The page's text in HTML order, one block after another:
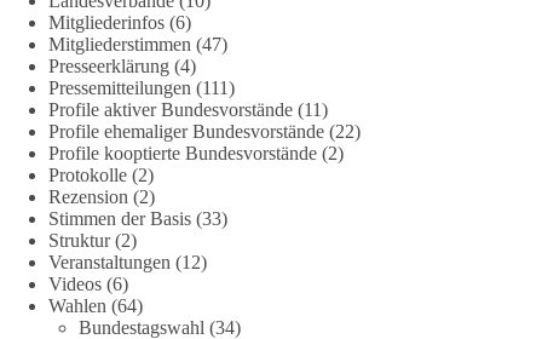
DieBasis
1 Tag zuvor
🕊 Wir wollen den Krieg mit Russland nicht!
Am 20. Juni 2026 fand in Berlin am Brandenburger Tor die
Demonstration mit dem Motto „Russland ist nicht unser
Feind“ statt.
Hier ein Auszug aus der Rede von der
Bundestagsabgeordneten Sevim Dağdelen (BSW).
„Wir müssen Nein sagen zu diesem stinkenden
Mitgliederinfos (6)
Mitgliederstimmen (47)
Presseerklärung (4)
Pressemitteilungen (111)
Profile aktiver Bundesvorstände (11)
Profile ehemaliger Bundesvorstände (22)
Profile kooptierte Bundesvorstände (2)
Protokolle (2)
Rezension (2)
Stimmen der Basis (33)
Struktur(2)
Veranstaltungen (12)
Videos (6)
Wahlen (64)
Bundestagswahl (34)